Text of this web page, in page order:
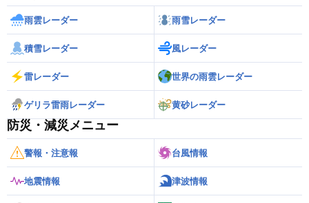
雨雲レーダー 雨雪レーダー
積雪レーダー 風レーダー
雷レーダー 世界の雨雲レーダー
ゲリラ雷雨レーダー 黄砂レーダー
防災・減災メニュー
警報・注意報 台風情報
地震情報 津波情報